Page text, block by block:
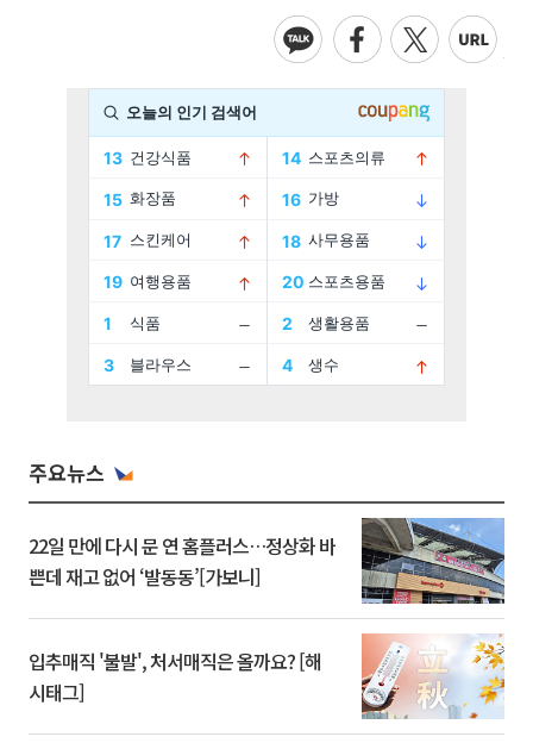
주요뉴스
22일 만에 다시 문 연 홈플러스…정상화 바
쁜데 재고 없어 ‘발동동’[가보니]
입추매직 '불발', 처서매직은 올까요? [해
시태그]